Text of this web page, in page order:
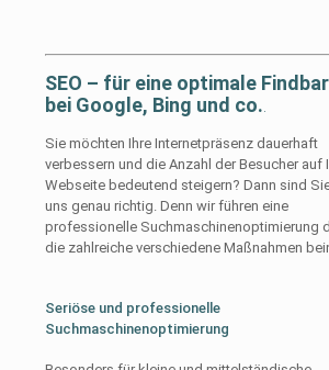
SEO – für eine optimale
bei Google, Bing und co.
Sie möchten Ihre Internetpräsenz dauerhaft
verbessern und die Anzahl der Besucher auf
Webseite bedeutend steigern? Dann sind
uns genau richtig. Denn wir führen eine
professionelle Suchmaschinenoptimierung
die zahlreiche verschiedene Maßnahmen
Seriöse und professionelle
Suchmaschinenoptimierung